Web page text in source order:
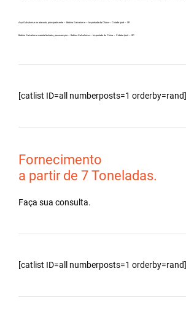
Aço Galvalume no atacado, principalmente – Bobina Galvalume – Importada da China – Cidade Ipuã – SP.
Bobina Galvalume carreta fechada, por exemplo – Bobina Galvalume – Importada da China – Cidade Ipuã – SP.
[catlist ID=all numberposts=1 orderby=rand]
Fornecimento
a partir de 7 Toneladas.
Faça sua consulta.
[catlist ID=all numberposts=1 orderby=rand]